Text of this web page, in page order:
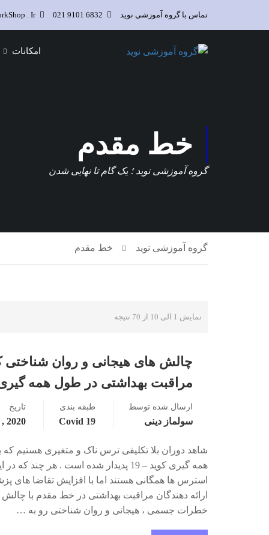
تماس با گروه آموزشی نوید 6832 9101 021
. Ir
امکانات
خط مقدم
گروه آموزشی نوید ؛ یک گام تا نهایی شدن
گروه آموزشی نوید خط مقدم
نمایش 1 الی 10 از 70 نتیجه
چالش های هیجانی و روان شناختی
مراقبت بهداشتی در طول همه گیری کوید – 19
ارسال شده توسط
سولماز دینی
طبقه بندی
Covid 19
تاریخ
2020 , June 28
شاهد دوران بلا تکلیفی ترس ناک و متغیری هستیم
همه گیری کوید – 19 پدیدار شده است . هر
استرس ها همگانی هستند اما با افزایش تقاضا های
ارائه دهندگان مراقبت بهداشتی در خط مقدم با
خطرات جسمی ، هیجانی و روان شناختی رو به …